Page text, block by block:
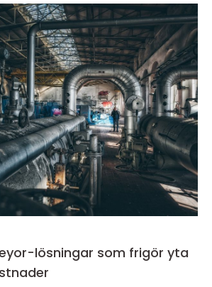
lösningar som frigör yta